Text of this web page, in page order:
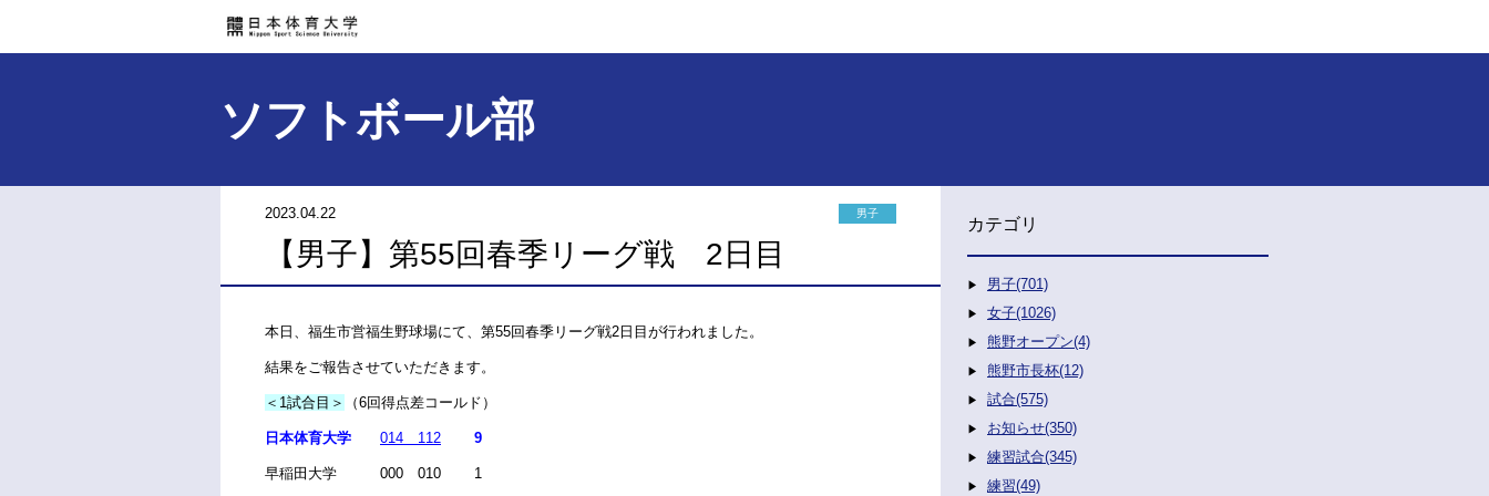
ソフトボール部
2023.04.22 男子
【男子】第55回春季リーグ戦 2日目
本日、福生市営福生野球場にて、第55回春季リーグ戦2日目が行われました。
結果をご報告させていただきます。
＜1試合目＞ （6回得点差コールド）
日本体育大学 014 112 9
早稲田大学 000 010 1
カテゴリ
男子(701)
女子(1026)
熊野オープン(4)
熊野市長杯(12)
試合(575)
お知らせ(350)
練習試合(345)
練習(49)